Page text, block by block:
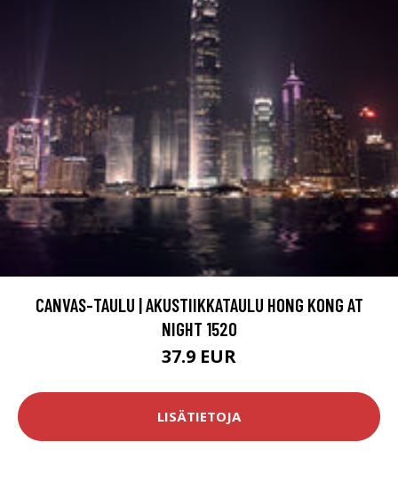
CANVAS-TAULU | AKUSTIIKKATAULU HONG KONG AT
NIGHT 1520
37.9 EUR
LISÄTIETOJA